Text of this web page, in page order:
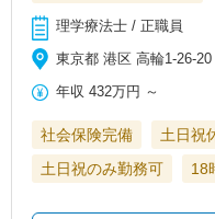
理学療法士 / 正職員
東京都 港区 高輪1-26-
年収 432万円 ～
社会保険完備 土日祝
土日祝のみ勤務可
18